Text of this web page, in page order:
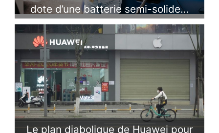
dote d’une batterie semi-solide…
Le plan diabolique de Huawei pour